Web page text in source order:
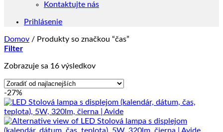
Kontaktujte nás
Prihlásenie
Domov / Produkty so značkou “čas”
Filter
Zobrazuje sa 16 výsledkovZoradené
najnižšej
po
najvyššiu
-27%